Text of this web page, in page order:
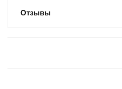
Отзывы